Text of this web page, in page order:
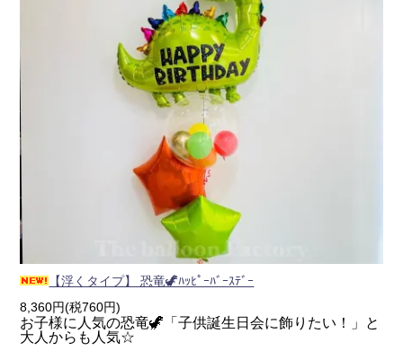
【浮くタイプ】 恐竜🦖ﾊｯﾋﾟｰﾊﾞｰｽﾃﾞｰ
8,360円(税760円)
お子様に人気の恐竜🦖「子供誕生日会に飾りたい！」と
大人からも人気☆